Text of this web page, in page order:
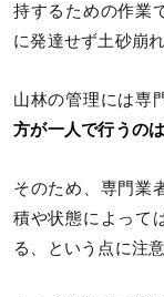
持するための作業
に発達せず土砂崩
山林の管理には専
方が一人で行うの
そのため、専門業
積や状態によって
る、という点に注